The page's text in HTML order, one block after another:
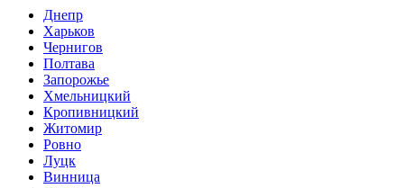
Днепр
Харьков
Чернигов
Полтава
Запорожье
Хмельницкий
Кропивницкий
Житомир
Ровно
Луцк
Винница